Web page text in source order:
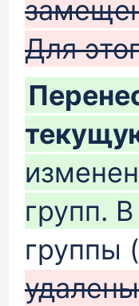
базы
Для
групп.
группы
удалены